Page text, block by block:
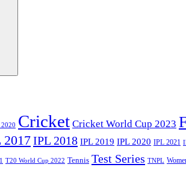
2020 Cricket Cricket World Cup 2023
2017IPL 2018 IPL 2019 IPL 2020 IPL 2021
T20 World Cup 2022 Tennis Test Series TNPL